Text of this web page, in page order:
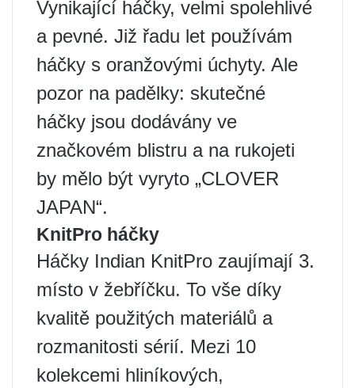
Vynikající háčky, velmi spolehlivé
a pevné. Již řadu let používám
háčky s oranžovými úchyty. Ale
pozor na padělky: skutečné
háčky jsou dodávány ve
značkovém blistru a na rukojeti
by mělo být vyryto „CLOVER
JAPAN“.
KnitPro háčky
Háčky Indian KnitPro zaujímají 3.
místo v žebříčku. To vše díky
kvalitě použitých materiálů a
rozmanitosti sérií. Mezi 10
kolekcemi hliníkových,